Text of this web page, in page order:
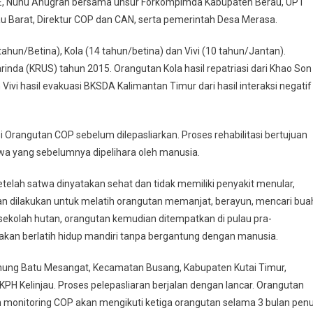
Barat, Direktur COP dan CAN, serta pemerintah Desa Merasa.
Betina), Kola (14 tahun/betina) dan Vivi (10 tahun/Jantan).
(KRUS) tahun 2015. Orangutan Kola hasil repatriasi dari Khao Son
hasil evakuasi BKSDA Kalimantan Timur dari hasil interaksi negatif
COP sebelum dilepasliarkan. Proses rehabilitasi bertujuan
yang sebelumnya dipelihara oleh manusia.
satwa dinyatakan sehat dan tidak memiliki penyakit menular,
dilakukan untuk melatih orangutan memanjat, berayun, mencari
hutan, orangutan kemudian ditempatkan di pulau pra-
berlatih hidup mandiri tanpa bergantung dengan manusia.
Batu Mesangat, Kecamatan Busang, Kabupaten Kutai Timur,
Kelinjau. Proses pelepasliaran berjalan dengan lancar. Orangutan
COP akan mengikuti ketiga orangutan selama 3 bulan